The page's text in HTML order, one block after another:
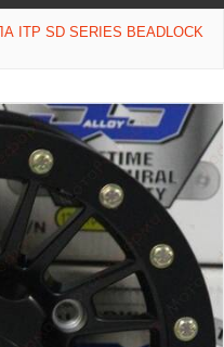
SD SERIES BEADLOCK